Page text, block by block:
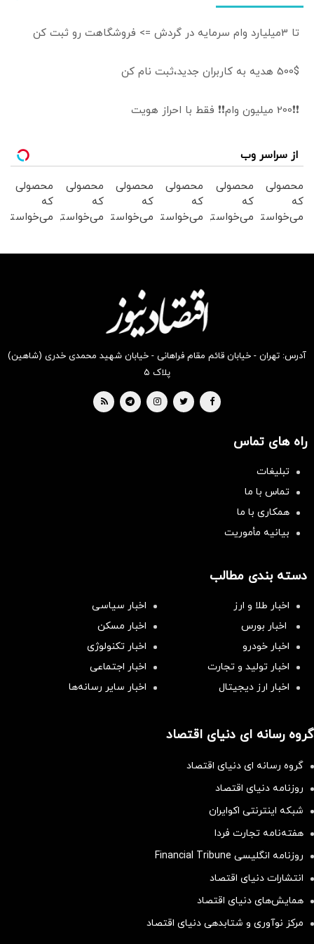
تا 3میلیارد وام سرمایه در گردش => فروشگاهت رو ثبت کن
500$ هدیه به کاربران جدید،ثبت نام کن
❗❗200 میلیون وام❗❗ فقط با احراز هویت
از سراسر وب
محصولی
که
می‌خواستی
محصولی
که
می‌خواستی
محصولی
که
می‌خواستی
بخر !
محصولی
که
می‌خواستی
بخر !
محصولی
که
می‌خواستی
محصولی
که
می‌خواستی
آدرس: تهران - خیابان قائم مقام فراهانی - خیابان شهید محمدی خدری (شاهین)
پلاک ۵
راه های تماس
تبلیغات
تماس با ما
همکاری با ما
بیانیه مأموریت
دسته بندی مطالب
اخبار طلا و ارز
اخبار سیاسی
اخبار بورس
اخبار مسکن
اخبار خودرو
اخبار تکنولوژی
اخبار تولید و تجارت
اخبار اجتماعی
اخبار ارز دیجیتال
اخبار سایر رسانه‌‌ها
گروه رسانه ای دنیای اقتصاد
گروه رسانه ای دنیای اقتصاد
روزنامه دنیای اقتصاد
شبکه اینترنتی اکوایران
هفته‌نامه تجارت فردا
روزنامه انگلیسی Financial Tribune
انتشارات دنیای اقتصاد
همایش‌های دنیای اقتصاد
مرکز نوآوری و شتابدهی دنیای اقتصاد